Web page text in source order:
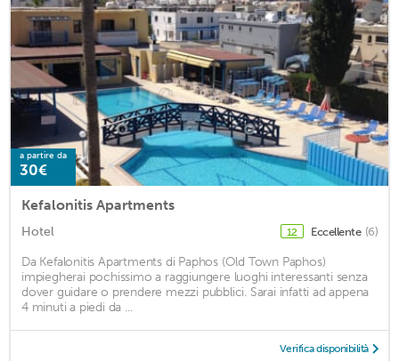
a partire da
30€
Kefalonitis Apartments
Hotel 12 Eccellente (6)
Da Kefalonitis Apartments di Paphos (Old Town Paphos)
impiegherai pochissimo a raggiungere luoghi interessanti senza
dover guidare o prendere mezzi pubblici. Sarai infatti ad appena
4 minuti a piedi da ...
Verifica disponibilità